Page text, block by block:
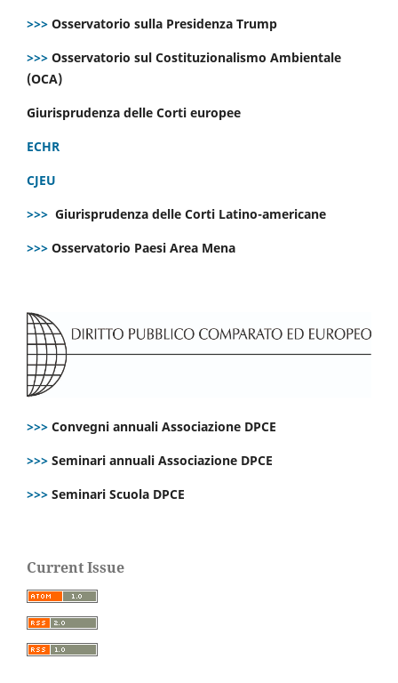
>>> Osservatorio sulla Presidenza Trump
>>> Osservatorio sul Costituzionalismo Ambientale
(OCA)
Giurisprudenza delle Corti europee
ECHR
CJEU
>>> Giurisprudenza delle Corti Latino-americane
>>> Osservatorio Paesi Area Mena
>>> Convegni annuali Associazione DPCE
>>> Seminari annuali Associazione DPCE
>>> Seminari Scuola DPCE
Current Issue